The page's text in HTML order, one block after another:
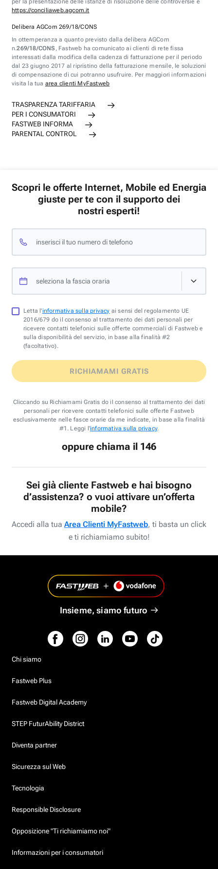
per la presentazione delle istanze di risoluzione delle controversie è
https://conciliaweb.agcom.it
Delibera AGCom 269/18/CONS
In ottemperanza a quanto previsto dalla delibera AGCom
n.269/18/CONS , Fastweb ha comunicato ai clienti di rete fissa
interessati dalla modifica della cadenza di fatturazione per il periodo
dal 23 giugno 2017 al ripristino della fatturazione mensile, le soluzioni
di compensazione di cui potranno usufruire. Per maggiori informazioni
visita la tua area clienti MyFastweb
TRASPARENZA TARIFFARIA
PER I CONSUMATORI
FASTWEB INFORMA
PARENTAL CONTROL
Scopri le offerte Internet, Mobile ed Energia
giuste per te con il supporto dei
nostri esperti!
inserisci il tuo numero di telefono
seleziona la fascia oraria
Letta l'informativa sulla privacy ai sensi del regolamento UE
2016/679 do il consenso al trattamento dei dati personali per
ricevere contatti telefonici sulle offerte commerciali di Fastweb e
sulla disponibilità del servizio, in base alla finalità #2
(facoltativo).
RICHIAMAMI GRATIS
Cliccando su Richiamami Gratis do il consenso al trattamento dei dati
personali per ricevere contatti telefonici sulle offerte Fastweb
esclusivamente nelle fasce orarie da me indicate, in base alla finalità
#1. Leggi l'informativa sulla privacy.
oppure chiama il 146
Sei già cliente Fastweb e hai bisogno
d’assistenza? o vuoi attivare un’offerta
mobile?
Accedi alla tua Area Clienti MyFastweb, ti basta un click
e ti richiamiamo subito!
Insieme, siamo futuro
Chi siamo
Fastweb Plus
Fastweb Digital Academy
STEP FuturAbility District
Diventa partner
Sicurezza sul Web
Tecnologia
Responsible Disclosure
Opposizione "Ti richiamiamo noi"
Informazioni per i consumatori